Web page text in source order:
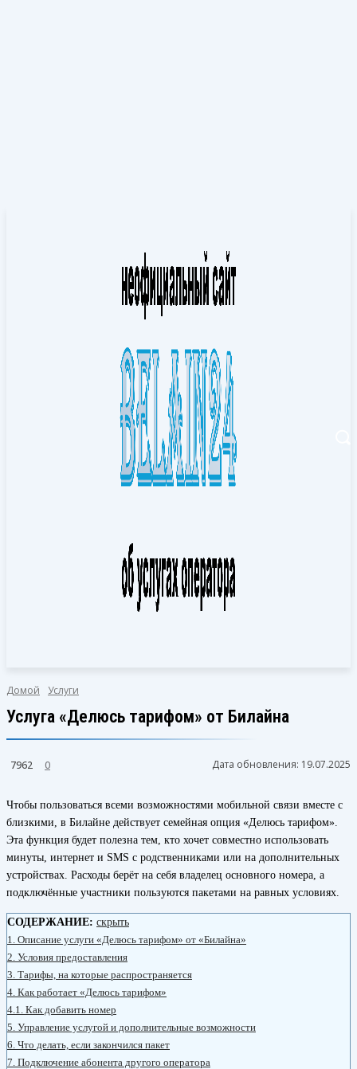
Домой Услуги
Услуга «Делюсь тарифом» от Билайна
7962 0 Дата обновления: 19.07.2025
Чтобы пользоваться всеми возможностями мобильной связи вместе с
близкими, в Билайне действует семейная опция «Делюсь тарифом».
Эта функция будет полезна тем, кто хочет совместно использовать
минуты, интернет и SMS с родственниками или на дополнительных
устройствах. Расходы берёт на себя владелец основного номера, а
подключённые участники пользуются пакетами на равных условиях.
СОДЕРЖАНИЕ: скрыть
1. Описание услуги «Делюсь тарифом» от «Билайна»
2. Условия предоставления
3. Тарифы, на которые распространяется
4. Как работает «Делюсь тарифом»
4.1. Как добавить номер
5. Управление услугой и дополнительные возможности
6. Что делать, если закончился пакет
7. Подключение абонента другого оператора